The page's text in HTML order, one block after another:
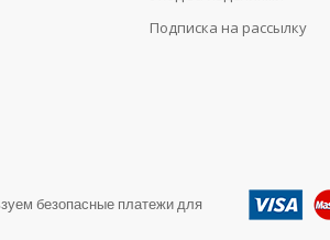
Подписка на рассылку
безопасные платежи для